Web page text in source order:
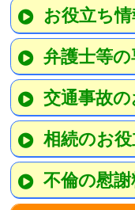
お役立ち
弁護士等
交通事故
相続のお
不倫の慰